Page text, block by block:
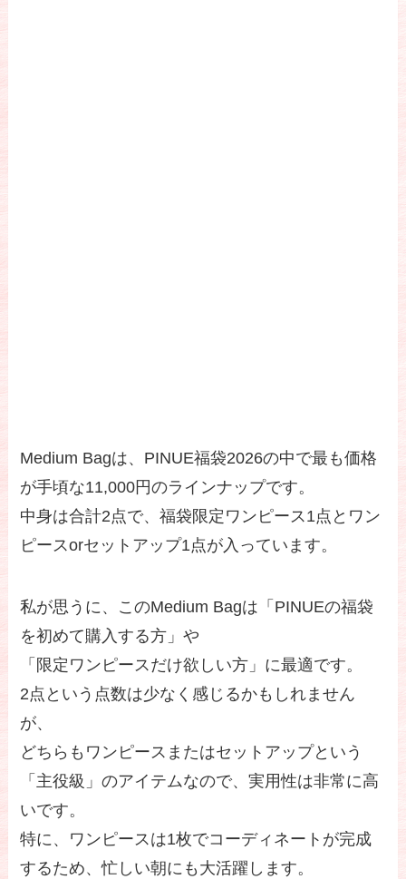
Medium Bagは、PINUE福袋2026の中で最も価格
が手頃な11,000円のラインナップです。
中身は合計2点で、福袋限定ワンピース1点とワン
ピースorセットアップ1点が入っています。
私が思うに、このMedium Bagは「PINUEの福袋
を初めて購入する方」や
「限定ワンピースだけ欲しい方」に最適です。
2点という点数は少なく感じるかもしれません
が、
どちらもワンピースまたはセットアップという
「主役級」のアイテムなので、実用性は非常に高
いです。
特に、ワンピースは1枚でコーディネートが完成
するため、忙しい朝にも大活躍します。